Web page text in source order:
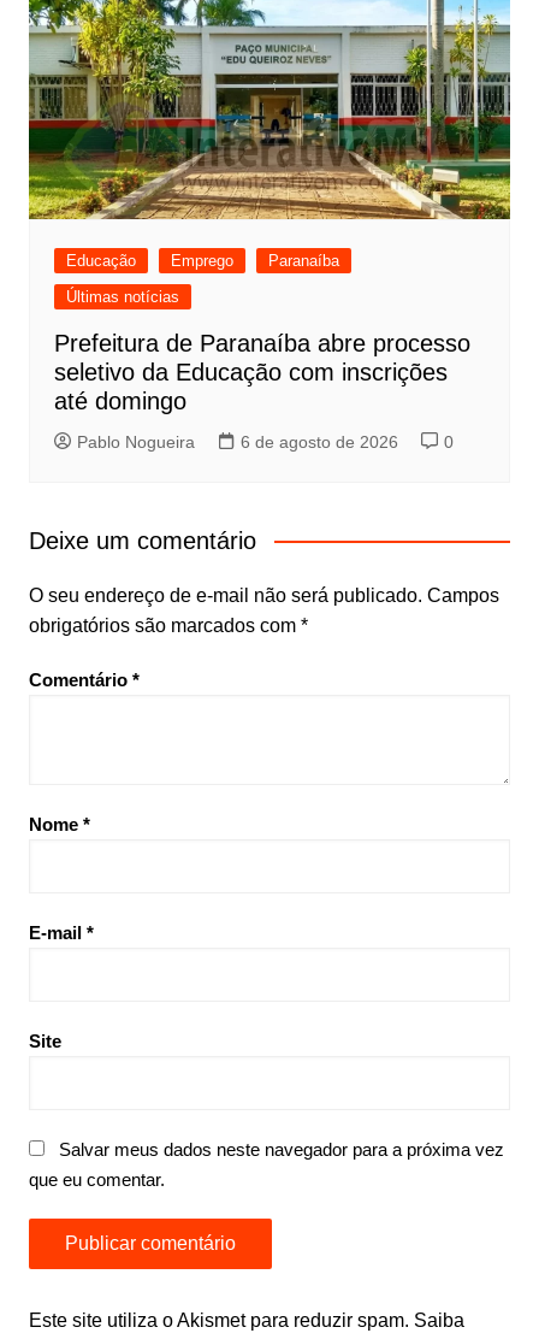
Educação Emprego
Paranaíba
Últimas notícias
Prefeitura de Paranaíba abre processo
seletivo da Educação com inscrições
até domingo
Pablo Nogueira 6 de agosto de 2026 0
Deixe um comentário
O seu endereço de e-mail não será publicado. Campos
obrigatórios são marcados com *
Comentário *
Nome *
E-mail *
Site
Salvar meus dados neste navegador para a próxima vez
que eu comentar.
Este site utiliza o Akismet para reduzir spam. Saiba